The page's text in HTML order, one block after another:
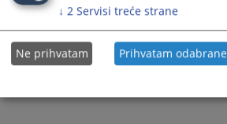
↓ 2 Servisi treće strane
Ne prihvatam Prihvatam odabrane